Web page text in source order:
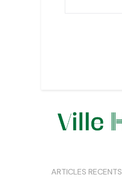
ARTICLES RECENTS